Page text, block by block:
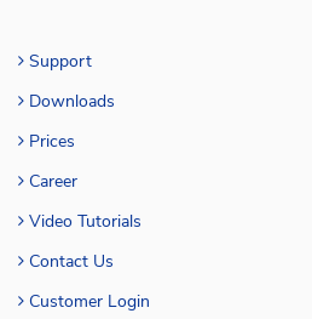
Support
Downloads
Prices
Career
Video Tutorials
Contact Us
Customer Login